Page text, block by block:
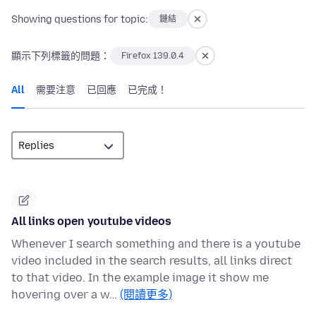
Showing questions for topic: 鏈結
顯示下列標籤的問題： Firefox 139.0.4
All 需要注意 已回應 已完成！
All links open youtube videos
Whenever I search something and there is a youtube
video included in the search results, all links direct
to that video. In the example image it show me
hovering over a w… (閱讀更多)